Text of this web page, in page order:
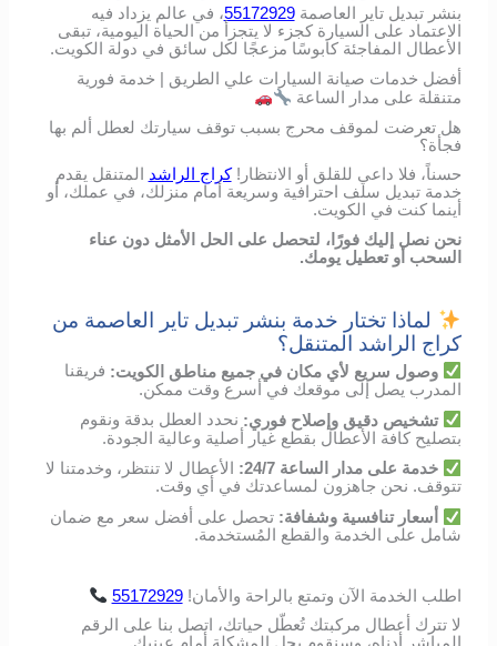
بنشر تبديل تاير العاصمة55172929، في عالم يزداد فيه
الاعتماد على السيارة كجزء لا يتجزأ من الحياة اليومية، تبقى
الأعطال المفاجئة كابوسًا مزعجًا لكل سائق في دولة الكويت.
أفضل خدمات صيانة السيارات علي الطريق | خدمة فورية
متنقلة على مدار الساعة
هل تعرضت لموقف محرج بسبب توقف سيارتك لعطل ألم بها
فجأة؟
حسناً، فلا داعي للقلق أو الانتظار!كراج الراشد المتنقل يقدم
خدمة تبديل سلف احترافية وسريعة أمام منزلك، في عملك، أو
أينما كنت في الكويت.
نحن نصل إليك فورًا، لتحصل على الحل الأمثل دون عناء
السحب أو تعطيل يومك.
لماذا تختار خدمة بنشر تبديل تاير العاصمة من
كراج الراشد المتنقل؟
وصول سريع لأي مكان في جميع مناطق الكويت: فريقنا
المدرب يصل إلى موقعك في أسرع وقت ممكن.
تشخيص دقيق وإصلاح فوري: نحدد العطل بدقة ونقوم
بتصليح كافة الأعطال بقطع غيار أصلية وعالية الجودة.
خدمة على مدار الساعة 24/7: الأعطال لا تنتظر، وخدمتنا لا
تتوقف. نحن جاهزون لمساعدتك في أي وقت.
أسعار تنافسية وشفافة: تحصل على أفضل سعر مع ضمان
شامل على الخدمة والقطع المُستخدمة.
اطلب الخدمة الآن وتمتع بالراحة والأمان!
55172929
لا تترك أعطال مركبتك تُعطّل حياتك، اتصل بنا على الرقم